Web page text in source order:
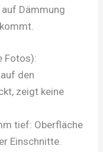
Dämmung
Fotos):
den
zeigt keine
tief: Oberfläche
Einschnitte.